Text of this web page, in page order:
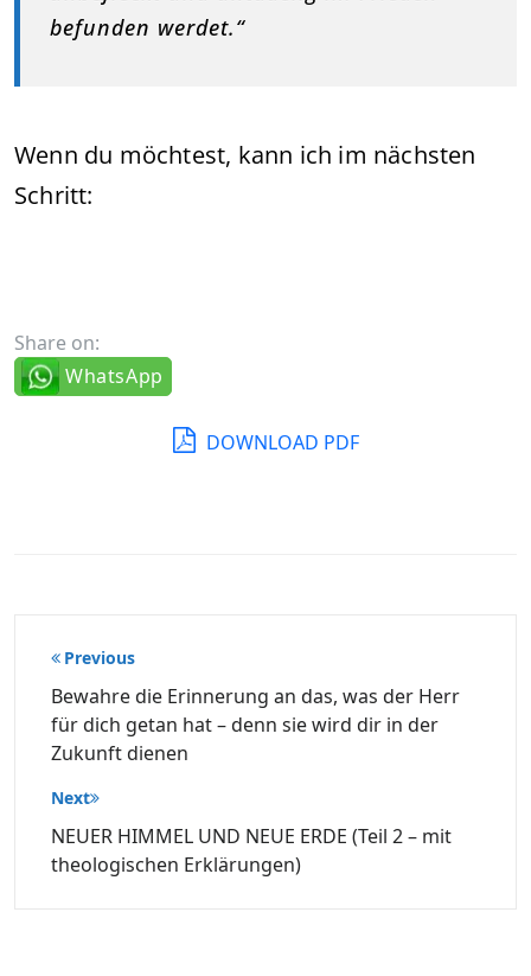
befunden werdet.“
Wenn du möchtest, kann ich im nächsten
Schritt:
Share on:
WhatsApp
DOWNLOAD PDF
Beitragsnavigation
Previous
Bewahre die Erinnerung an das, was der Herr
für dich getan hat – denn sie wird dir in der
Zukunft dienen
Next
NEUER HIMMEL UND NEUE ERDE (Teil 2 – mit
theologischen Erklärungen)